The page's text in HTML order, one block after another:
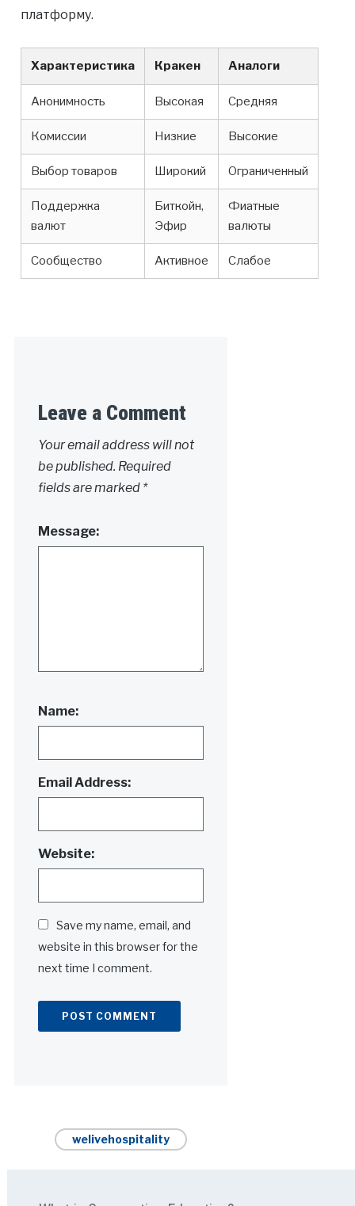
платформу.
Характеристика Кракен Аналоги
Анонимность Высокая Средняя
Комиссии Низкие Высокие
Выбор товаров Широкий Ограниченный
Поддержка
валют
Биткойн,
Эфир
Фиатные
валюты
Сообщество Активное Слабое
Leave a Comment
Your email address will not
be published. Required
fields are marked *
Message:
Name:
Email Address:
Website:
Save my name, email, and
website in this browser for the
next time I comment.
welivehospitality